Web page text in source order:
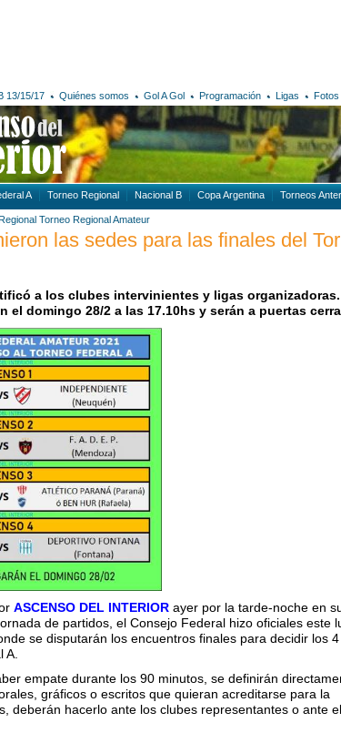
13/15/17 Quiénes somos Gol A Gol Programación Ligas Fotos
A Torneo Regional Nacional B Copa Argentina Torneos
Torneo Regional Amateur
las sedes para las finales del
a los clubes intervinientes y ligas
el domingo 28/2 a las 17.10hs y serán a puertas
ASCENSO DEL INTERIOR ayer por la tarde-noche en
de partidos, el Consejo Federal hizo oficiales este
se disputarán los encuentros finales para decidir los 4
A.
empate durante los 90 minutos, se definirán
gráficos o escritos que quieran acreditarse para la
deberán hacerlo ante los clubes representantes o ante el